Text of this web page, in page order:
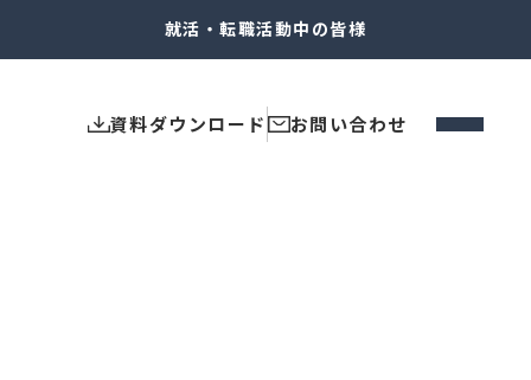
就活・転職活動中の皆様
資料ダウンロード お問い合わせ